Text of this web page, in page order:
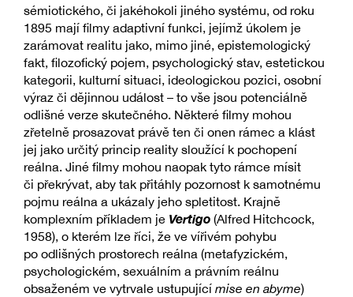
sémiotického, či jakéhokoli jiného systému, od roku
1895 mají filmy adaptivní funkci, jejímž úkolem je
zarámovat realitu jako, mimo jiné, epistemologický
fakt, filozofický pojem, psychologický stav, estetickou
kategorii, kulturní situaci, ideologickou pozici, osobní
výraz či dějinnou událost – to vše jsou potenciálně
odlišné verze skutečného. Některé filmy mohou
zřetelně prosazovat právě ten či onen rámec a klást
jej jako určitý princip reality sloužící k pochopení
reálna. Jiné filmy mohou naopak tyto rámce mísit
či překrývat, aby tak přitáhly pozornost k samotnému
pojmu reálna a ukázaly jeho spletitost. Krajně
komplexním příkladem je Vertigo (Alfred Hitchcock,
1958), o kterém lze říci, že ve vířivém pohybu
po odlišných prostorech reálna (metafyzickém,
psychologickém, sexuálním a právním reálnu
obsaženém ve vytrvale ustupující mise en abyme)